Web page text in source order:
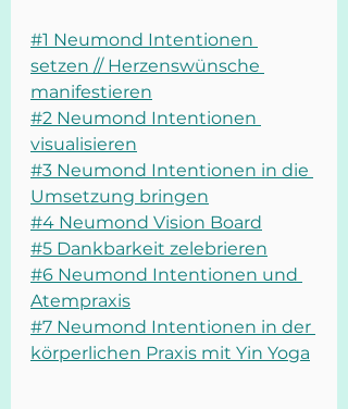
#1 Neumond Intentionen
setzen // Herzenswünsche
manifestieren
#2 Neumond Intentionen
visualisieren
#3 Neumond Intentionen in die
Umsetzung bringen
#4 Neumond Vision Board
#5 Dankbarkeit zelebrieren
#6 Neumond Intentionen und
Atempraxis
#7 Neumond Intentionen in der
körperlichen Praxis mit Yin Yoga